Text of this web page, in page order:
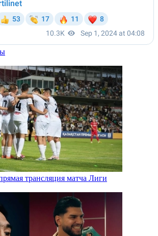
трансляция матча Лиги